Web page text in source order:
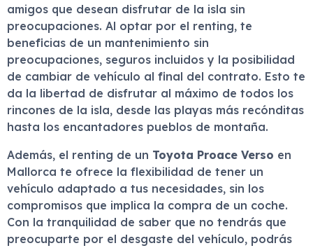
amigos que desean disfrutar de la isla sin
preocupaciones. Al optar por el renting, te
beneficias de un mantenimiento sin
preocupaciones, seguros incluidos y la posibilidad
de cambiar de vehículo al final del contrato. Esto te
da la libertad de disfrutar al máximo de todos los
rincones de la isla, desde las playas más recónditas
hasta los encantadores pueblos de montaña.
Además, el renting de un Toyota Proace Verso en
Mallorca te ofrece la flexibilidad de tener un
vehículo adaptado a tus necesidades, sin los
compromisos que implica la compra de un coche.
Con la tranquilidad de saber que no tendrás que
preocuparte por el desgaste del vehículo, podrás